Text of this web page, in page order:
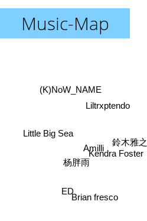
Music-Map
Brian fresco
鈴木雅之
Kendra Foster
ED
Amilli
Liltrxptendo
杨胖雨
(K)NoW_NAME
Little Big Sea